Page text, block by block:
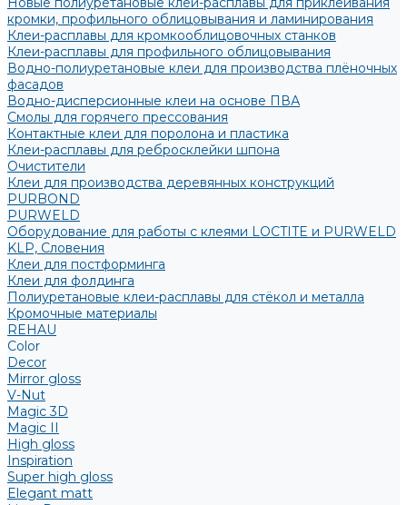
кромки, профильного облицовывания и ламинирования
Клеи-расплавы для кромкооблицовочных станков
Клеи-расплавы для профильного облицовывания
Водно-полиуретановые клеи для производства плёночных
фасадов
Водно-дисперсионные клеи на основе ПВА
Смолы для горячего прессования
Контактные клеи для поролона и пластика
Клеи-расплавы для ребросклейки шпона
Очистители
Клеи для производства деревянных конструкций
PURBOND
PURWELD
Оборудование для работы с клеями LOCTITE и PURWELD
KLP, Словения
Клеи для постформинга
Клеи для фолдинга
Полиуретановые клеи-расплавы для стёкол и металла
Кромочные материалы
REHAU
Color
Decor
Mirror gloss
V-Nut
Magic 3D
Magic II
High gloss
Inspiration
Super high gloss
Elegant matt